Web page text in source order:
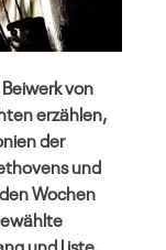
von
erzählen,
der
und
Wochen